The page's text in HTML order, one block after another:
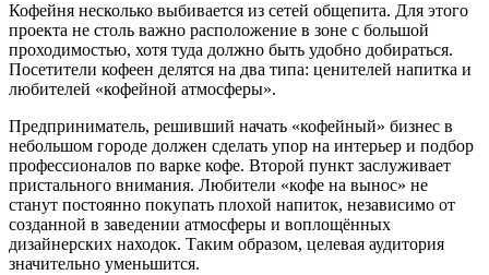
Кофейня несколько выбивается из сетей общепита. Для этого
проекта не столь важно расположение в зоне с большой
проходимостью, хотя туда должно быть удобно добираться.
Посетители кофеен делятся на два типа: ценителей напитка и
любителей «кофейной атмосферы».
Предприниматель, решивший начать «кофейный» бизнес в
небольшом городе должен сделать упор на интерьер и подбор
профессионалов по варке кофе. Второй пункт заслуживает
пристального внимания. Любители «кофе на вынос» не
станут постоянно покупать плохой напиток, независимо от
созданной в заведении атмосферы и воплощённых
дизайнерских находок. Таким образом, целевая аудитория
значительно уменьшится.